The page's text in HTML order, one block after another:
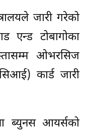
जारी गरेको
एन्ड टोबागोका
ओभरसिज
कार्ड जारी
ब्युनस आयर्सको